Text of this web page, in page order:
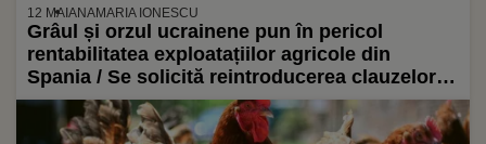
12 MAI ANAMARIA IONESCU
Grâul și orzul ucrainene pun în pericol
rentabilitatea exploatațiilor agricole din
Spania / Se solicită reintroducerea clauzelor
de salvgardare